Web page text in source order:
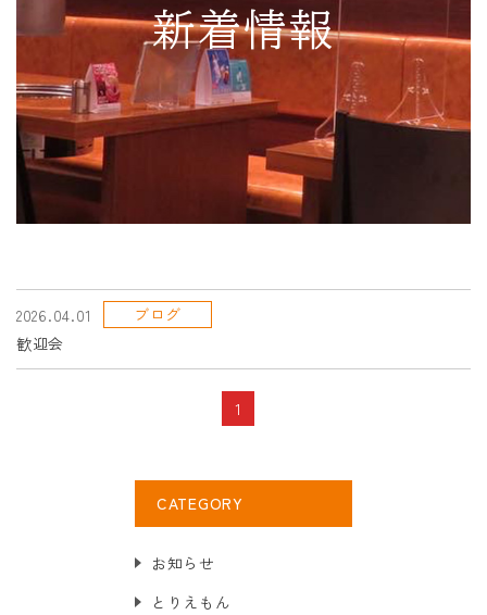
新着情報
2026.04.01
ブログ
歓迎会
1
CATEGORY
お知らせ
とりえもん